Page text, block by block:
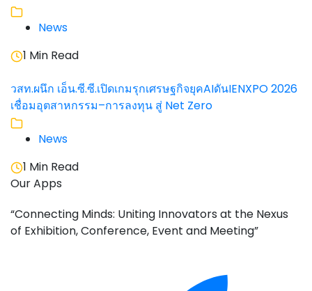
News
1 Min Read
วสท.ผนึก เอ็น.ซี.ซี.เปิดเกมรุกเศรษฐกิจยุคAIดันIENXPO 2026
เชื่อมอุตสาหกรรม–การลงทุน สู่ Net Zero
News
1 Min Read
Our Apps
“Connecting Minds: Uniting Innovators at the Nexus
of Exhibition, Conference, Event and Meeting”